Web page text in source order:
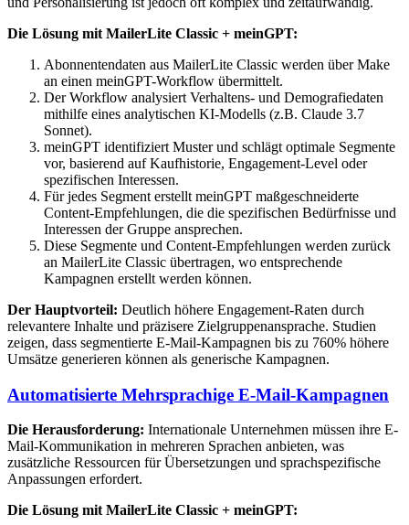
Die Lösung mit MailerLite Classic + meinGPT:
Abonnentendaten aus MailerLite Classic werden über Make
an einen meinGPT-Workflow übermittelt.
Der Workflow analysiert Verhaltens- und Demografiedaten
mithilfe eines analytischen KI-Modells (z.B. Claude 3.7
Sonnet).
meinGPT identifiziert Muster und schlägt optimale Segmente
vor, basierend auf Kaufhistorie, Engagement-Level oder
spezifischen Interessen.
Für jedes Segment erstellt meinGPT maßgeschneiderte
Content-Empfehlungen, die die spezifischen Bedürfnisse und
Interessen der Gruppe ansprechen.
Diese Segmente und Content-Empfehlungen werden zurück
an MailerLite Classic übertragen, wo entsprechende
Kampagnen erstellt werden können.
Der Hauptvorteil: Deutlich höhere Engagement-Raten durch
relevantere Inhalte und präzisere Zielgruppenansprache. Studien
zeigen, dass segmentierte E-Mail-Kampagnen bis zu 760% höhere
Umsätze generieren können als generische Kampagnen.
Automatisierte Mehrsprachige E-Mail-Kampagnen
Die Herausforderung: Internationale Unternehmen müssen ihre E-
Mail-Kommunikation in mehreren Sprachen anbieten, was
zusätzliche Ressourcen für Übersetzungen und sprachspezifische
Anpassungen erfordert.
Die Lösung mit MailerLite Classic + meinGPT: